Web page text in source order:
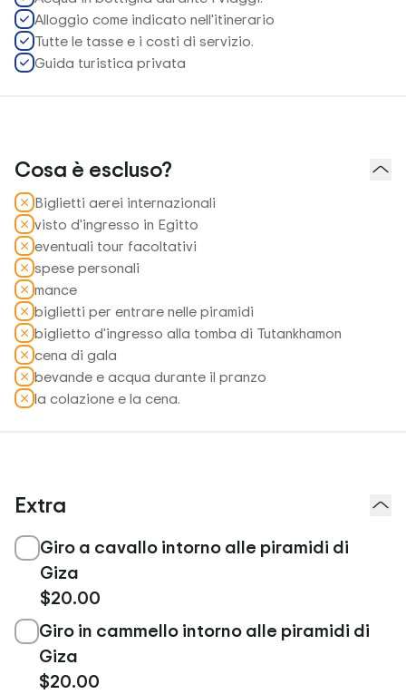
Alloggio come indicato nell'itinerario
Tutte le tasse e i costi di servizio.
Guida turistica privata
Cosa è escluso?
Biglietti aerei internazionali
visto d'ingresso in Egitto
eventuali tour facoltativi
spese personali
mance
biglietti per entrare nelle piramidi
biglietto d'ingresso alla tomba di Tutankhamon
cena di gala
bevande e acqua durante il pranzo
la colazione e la cena.
Extra
Giro a cavallo intorno alle piramidi di
Giza
$20.00
Giro in cammello intorno alle piramidi di
Giza
$20.00